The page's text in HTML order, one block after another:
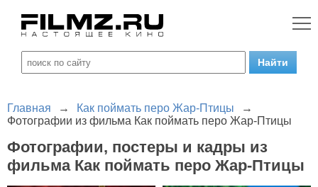
Главная → Как поймать перо Жар-Птицы
→
Фотографии из фильма Как поймать перо Жар-Птицы
Фотографии, постеры и кадры из
фильма Как поймать перо Жар-Птицы